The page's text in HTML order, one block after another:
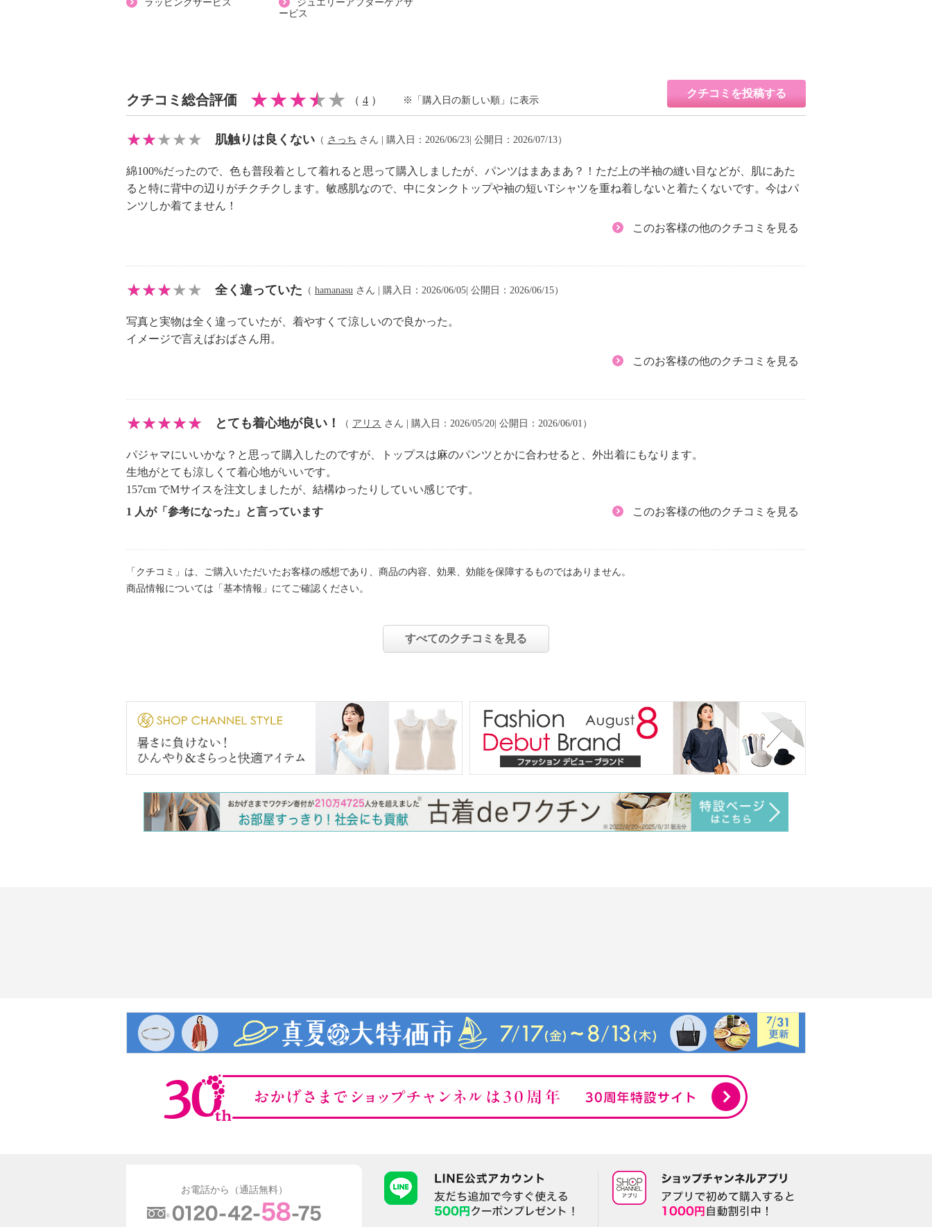
・中国製
【詳細】
・ボトムウエスト：総ゴム
・スリット：約右７ｃｍ、左７ｃｍ
・ポケット：外側（前）２個
・漂白処理：塩素系・酸素系漂白不可
・タンブル乾燥：不可
・自然乾燥：日陰の吊り干し
【原産国（地）】
・中国製
ラッピングサービス
ジュエリーアフターケアサ
ービス
クチコミ総合評価 （ 4 ）
クチコミを投稿する
※「購入日の新しい順」に表示
肌触りは良くない （ さっち さん | 購入日：2026/06/23| 公開日：2026/07/13）
綿100%だったので、色も普段着として着れると思って購入しましたが、パンツはまあまあ？！ただ上の半袖の縫い目などが、肌にあた
ると特に背中の辺りがチクチクします。敏感肌なので、中にタンクトップや袖の短いTシャツを重ね着しないと着たくないです。今はパ
ンツしか着てません！
このお客様の他のクチコミを見る
全く違っていた （ hamanasu さん | 購入日：2026/06/05| 公開日：2026/06/15）
写真と実物は全く違っていたが、着やすくて涼しいので良かった。
イメージで言えばおばさん用。
このお客様の他のクチコミを見る
とても着心地が良い！ （ アリス さん | 購入日：2026/05/20| 公開日：2026/06/01）
パジャマにいいかな？と思って購入したのですが、トップスは麻のパンツとかに合わせると、外出着にもなります。
生地がとても涼しくて着心地がいいです。
157cm でMサイスを注文しましたが、結構ゆったりしていい感じです。
1 人が「参考になった」と言っています
このお客様の他のクチコミを見る
「クチコミ」は、ご購入いただいたお客様の感想であり、商品の内容、効果、効能を保障するものではありません。
商品情報については「基本情報」にてご確認ください。
すべてのクチコミを見る
お電話から（通話無料）